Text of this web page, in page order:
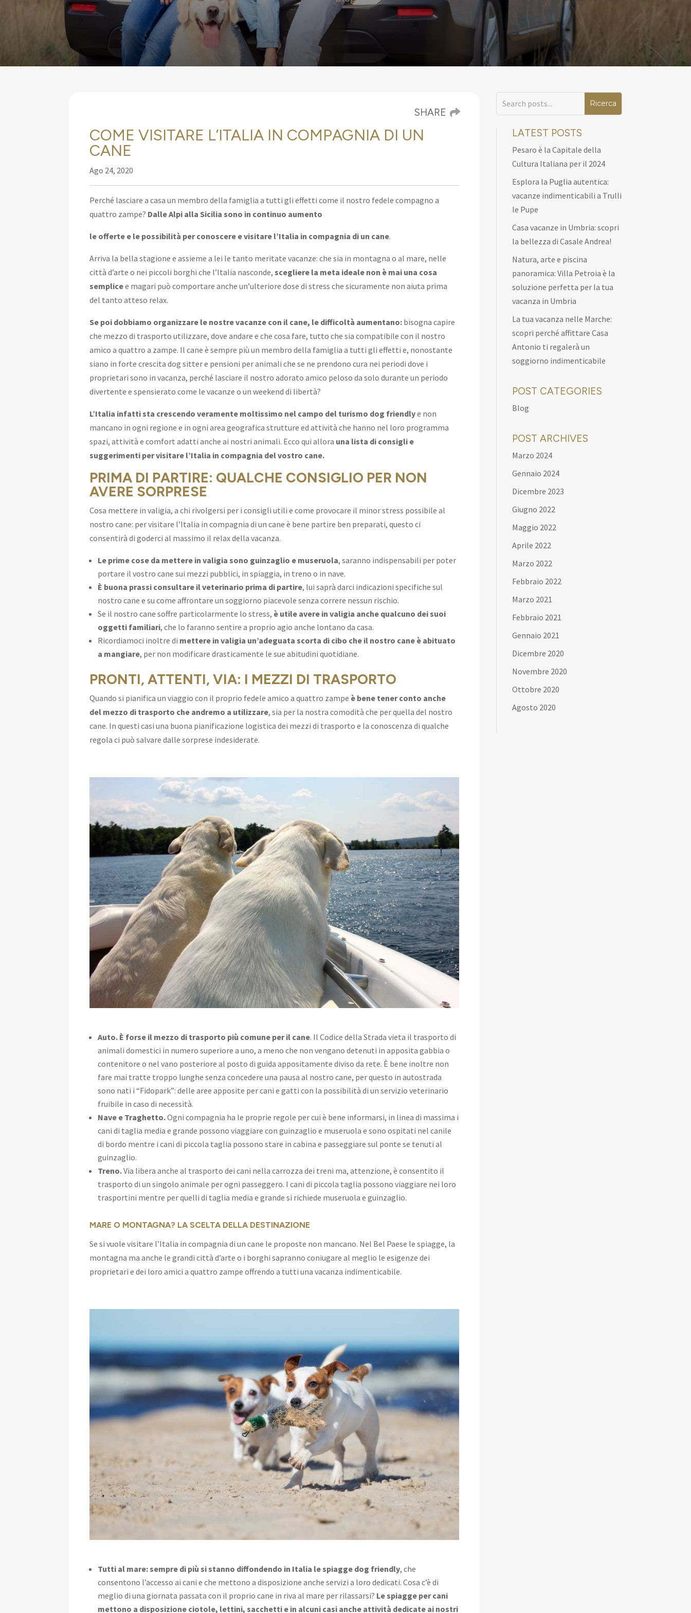
SHARE
COME VISITARE L’ITALIA IN COMPAGNIA DI UN
CANE
Ago 24, 2020
Perché lasciare a casa un membro della famiglia a tutti gli effetti come il nostro fedele compagno a
quattro zampe? Dalle Alpi alla Sicilia sono in continuo aumento
le offerte e le possibilità per conoscere e visitare l’Italia in compagnia di un cane.
Arriva la bella stagione e assieme a lei le tanto meritate vacanze: che sia in montagna o al mare, nelle
città d’arte o nei piccoli borghi che l’Italia nasconde, scegliere la meta ideale non è mai una cosa
semplicee magari può comportare anche un’ulteriore dose di stress che sicuramente non aiuta prima
del tanto atteso relax.
Se poi dobbiamo organizzare le nostre vacanze con il cane, le difficoltà aumentano: bisogna capire
che mezzo di trasporto utilizzare, dove andare e che cosa fare, tutto che sia compatibile con il nostro
amico a quattro a zampe. Il cane è sempre più un membro della famiglia a tutti gli effetti e, nonostante
siano in forte crescita dog sitter e pensioni per animali che se ne prendono cura nei periodi dove i
proprietari sono in vacanza, perché lasciare il nostro adorato amico peloso da solo durante un periodo
divertente e spensierato come le vacanze o un weekend di libertà?
L’Italia infatti sta crescendo veramente moltissimo nel campo del turismo dog friendlye non
mancano in ogni regione e in ogni area geografica strutture ed attività che hanno nel loro programma
spazi, attività e comfort adatti anche ai nostri animali. Ecco qui allora una lista di consigli e
suggerimenti per visitare l’Italia in compagnia del vostro cane.
PRIMA DI PARTIRE: QUALCHE CONSIGLIO PER NON
AVERE SORPRESE
Cosa mettere in valigia, a chi rivolgersi per i consigli utili e come provocare il minor stress possibile al
nostro cane: per visitare l’Italia in compagnia di un cane è bene partire ben preparati, questo ci
consentirà di goderci al massimo il relax della vacanza.
Le prime cose da mettere in valigia sono guinzaglio e museruola, saranno indispensabili per poter
portare il vostro cane sui mezzi pubblici, in spiaggia, in treno o in nave.
È buona prassi consultare il veterinario prima di partire, lui saprà darci indicazioni specifiche sul
nostro cane e su come affrontare un soggiorno piacevole senza correre nessun rischio.
Se il nostro cane soffre particolarmente lo stress, è utile avere in valigia anche qualcuno dei suoi
oggetti familiari, che lo faranno sentire a proprio agio anche lontano da casa.
Ricordiamoci inoltre di mettere in valigia un’adeguata scorta di cibo che il nostro cane è abituato
a mangiare, per non modificare drasticamente le sue abitudini quotidiane.
PRONTI, ATTENTI, VIA: I MEZZI DI TRASPORTO
Quando si pianifica un viaggio con il proprio fedele amico a quattro zampe è bene tener conto anche
del mezzo di trasporto che andremo a utilizzare, sia per la nostra comodità che per quella del nostro
cane. In questi casi una buona pianificazione logistica dei mezzi di trasporto e la conoscenza di qualche
regola ci può salvare dalle sorprese indesiderate.
Auto. È forse il mezzo di trasporto più comune per il cane. Il Codice della Strada vieta il trasporto di
animali domestici in numero superiore a uno, a meno che non vengano detenuti in apposita gabbia o
contenitore o nel vano posteriore al posto di guida appositamente diviso da rete. È bene inoltre non
fare mai tratte troppo lunghe senza concedere una pausa al nostro cane, per questo in autostrada
sono nati i “Fidopark”: delle aree apposite per cani e gatti con la possibilità di un servizio veterinario
fruibile in caso di necessità.
Nave e Traghetto.Ogni compagnia ha le proprie regole per cui è bene informarsi, in linea di massima i
cani di taglia media e grande possono viaggiare con guinzaglio e museruola e sono ospitati nel canile
di bordo mentre i cani di piccola taglia possono stare in cabina e passeggiare sul ponte se tenuti al
guinzaglio.
Treno.Via libera anche al trasporto dei cani nella carrozza dei treni ma, attenzione, è consentito il
trasporto di un singolo animale per ogni passeggero. I cani di piccola taglia possono viaggiare nei loro
trasportini mentre per quelli di taglia media e grande si richiede museruola e guinzaglio.
MARE O MONTAGNA? LA SCELTA DELLA DESTINAZIONE
Se si vuole visitare l’Italia in compagnia di un cane le proposte non mancano. Nel Bel Paese le spiagge, la
montagna ma anche le grandi città d’arte o i borghi sapranno coniugare al meglio le esigenze dei
proprietari e dei loro amici a quattro zampe offrendo a tutti una vacanza indimenticabile.
Tutti al mare: sempre di più si stanno diffondendo in Italia le spiagge dog friendly, che
consentono l’accesso ai cani e che mettono a disposizione anche servizi a loro dedicati. Cosa c’è di
meglio di una giornata passata con il proprio cane in riva al mare per rilassarsi? Le spiagge per cani
mettono a disposizione ciotole, lettini, sacchetti e in alcuni casi anche attività dedicate ai nostri
LATEST POSTS
Pesaro è la Capitale della
Cultura Italiana per il 2024
Esplora la Puglia autentica:
vacanze indimenticabili a Trulli
le Pupe
Casa vacanze in Umbria: scopri
la bellezza di Casale Andrea!
Natura, arte e piscina
panoramica: Villa Petroia è la
soluzione perfetta per la tua
vacanza in Umbria
La tua vacanza nelle Marche:
scopri perché affittare Casa
Antonio ti regalerà un
soggiorno indimenticabile
POST CATEGORIES
Blog
POST ARCHIVES
Marzo 2024
Gennaio 2024
Dicembre 2023
Giugno 2022
Maggio 2022
Aprile 2022
Marzo 2022
Febbraio 2022
Marzo 2021
Febbraio 2021
Gennaio 2021
Dicembre 2020
Novembre 2020
Ottobre 2020
Agosto 2020